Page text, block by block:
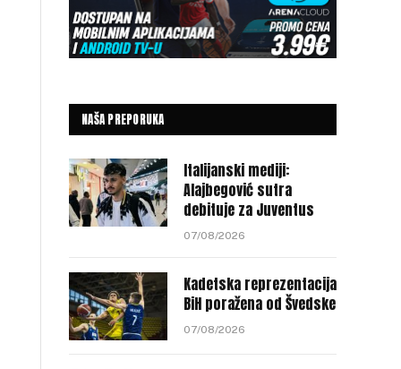
NAŠA PREPORUKA
Italijanski mediji:
Alajbegović sutra
debituje za Juventus
07/08/2026
Kadetska reprezentacija
BiH poražena od Švedske
07/08/2026